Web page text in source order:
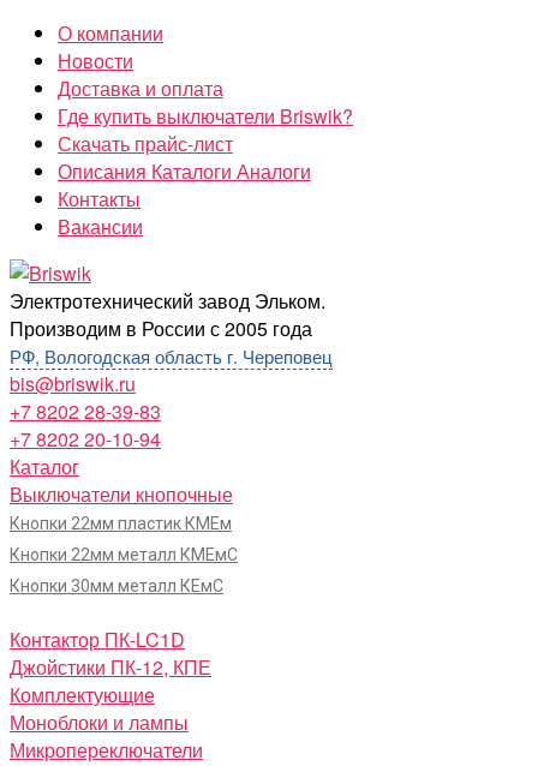
Перейти
содержимому
О компании
Новости
Доставка и оплата
Где купить выключатели Briswik?
Скачать прайс-лист
Описания Каталоги Аналоги
Контакты
Вакансии
Briswik
Электротехнический завод Эльком.
Производим в России с 2005 года
РФ, Вологодская область г. Череповец
bis@briswik.ru
+7 8202 28-39-83
+7 8202 20-10-94
Каталог
Выключатели кнопочные
Кнопки 22мм пластик КМЕм
Кнопки 22мм металл КМЕмС
Кнопки 30мм металл КЕмС
Контактор ПК-LC1D
Джойстики ПК-12, КПЕ
Комплектующие
Моноблоки и лампы
Микропереключатели